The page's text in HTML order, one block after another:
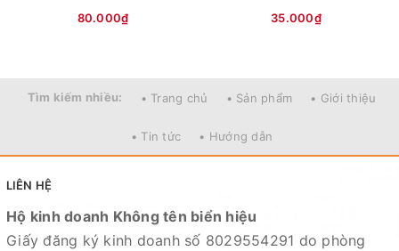
80.000₫ 35.000₫
Tìm kiếm nhiều: • Trang chủ • Sản phẩm • Giới thiệu
• Tin tức • Hướng dẫn
LIÊN HỆ
Hộ kinh doanh Không tên biển hiệu
Giấy đăng ký kinh doanh số 8029554291 do phòng